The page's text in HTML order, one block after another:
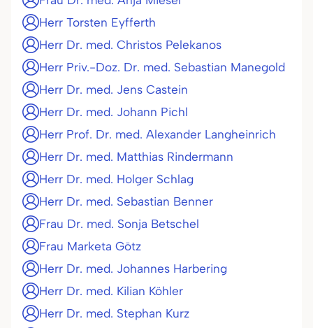
Herr Torsten Eyfferth
Herr Dr. med. Christos Pelekanos
Herr Priv.-Doz. Dr. med. Sebastian Manegold
Herr Dr. med. Jens Castein
Herr Dr. med. Johann Pichl
Herr Prof. Dr. med. Alexander Langheinrich
Herr Dr. med. Matthias Rindermann
Herr Dr. med. Holger Schlag
Herr Dr. med. Sebastian Benner
Frau Dr. med. Sonja Betschel
Frau Marketa Götz
Herr Dr. med. Johannes Harbering
Herr Dr. med. Kilian Köhler
Herr Dr. med. Stephan Kurz